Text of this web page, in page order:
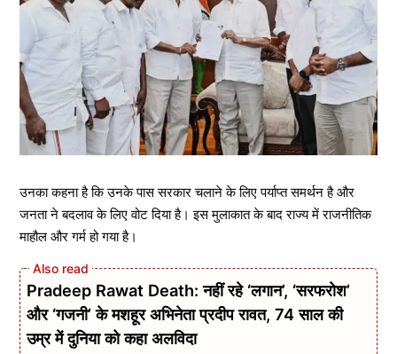
उनका कहना है कि उनके पास सरकार चलाने के लिए पर्याप्त समर्थन है और
जनता ने बदलाव के लिए वोट दिया है। इस मुलाकात के बाद राज्य में राजनीतिक
माहौल और गर्म हो गया है।
Pradeep Rawat Death: नहीं रहे ‘लगान’, ‘सरफरोश’
और ‘गजनी’ के मशहूर अभिनेता प्रदीप रावत, 74 साल की
उम्र में दुनिया को कहा अलविदा